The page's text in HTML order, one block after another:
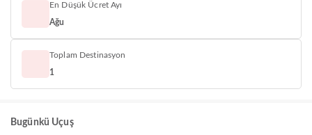
En Düşük Ücret Ayı
Ağu
Toplam Destinasyon
1
Bugünkü Uçuş